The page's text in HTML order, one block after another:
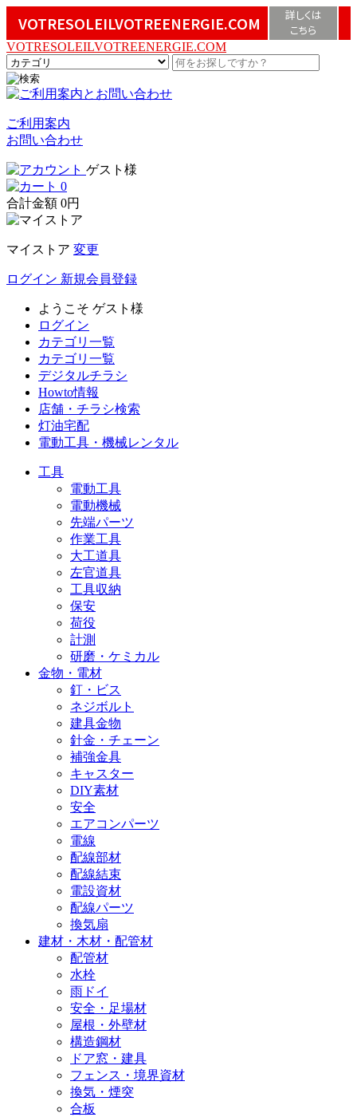
VOTRESOLEILVOTREENERGIE.COM
詳しくは
こちら
VOTRESOLEILVOTREENERGIE.COM
ご利用案内
お問い合わせ
ゲスト様
0
合計金額 0円
マイストア 変更
ログイン 新規会員登録
ようこそ ゲスト様
ログイン
カテゴリ一覧
カテゴリ一覧
デジタルチラシ
Howto情報
店舗・チラシ検索
灯油宅配
電動工具・機械レンタル
工具
電動工具
電動機械
先端パーツ
作業工具
大工道具
左官道具
工具収納
保安
荷役
計測
研磨・ケミカル
金物・電材
釘・ビス
ネジボルト
建具金物
針金・チェーン
補強金具
キャスター
DIY素材
安全
エアコンパーツ
電線
配線部材
配線結束
電設資材
配線パーツ
換気扇
建材・木材・配管材
配管材
水栓
雨ドイ
安全・足場材
屋根・外壁材
構造鋼材
ドア窓・建具
フェンス・境界資材
換気・煙突
合板